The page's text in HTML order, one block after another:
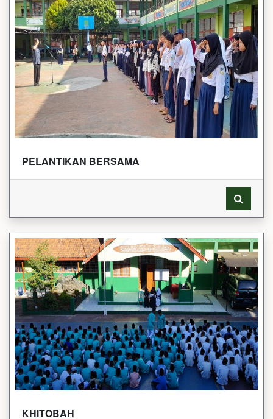
PELANTIKAN BERSAMA
KHITOBAH